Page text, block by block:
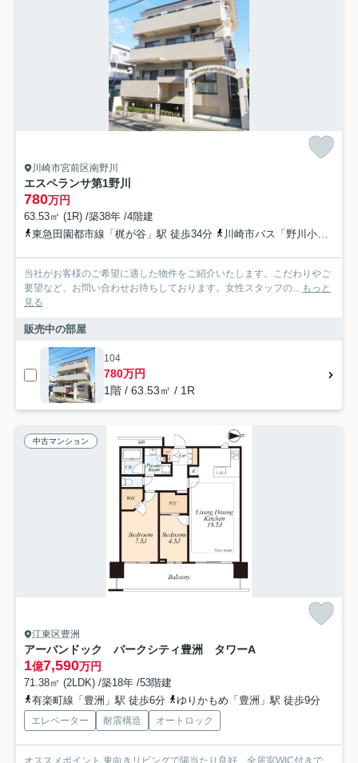
川崎市宮前区南野川
エスペランサ第1野川
780万円
63.53㎡ (1R) /築38年 /4階建
東急田園都市線「梶が谷」駅 徒歩34分
川崎市バス「野川小学校」バス停下車 徒歩4分
当社がお客様のご希望に適した物件をご紹介いたします。こだわりやご
要望など、お問い合わせお待ちしております。女性スタッフの... もっと
見る
販売中の部屋
104
780万円
1階 / 63.53㎡ / 1R
中古マンション
江東区豊洲
アーバンドック パークシティ豊洲 タワーA
1億7,590万円
71.38㎡ (2LDK) /築18年 /53階建
有楽町線「豊洲」駅 徒歩6分
ゆりかもめ「豊洲」駅 徒歩9分
エレベーター 耐震構造 オートロック
オススメポイント 東向きリビングで陽当たり良好、全居室WIC付きで